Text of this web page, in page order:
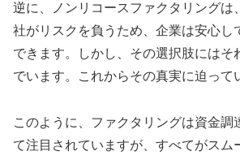
逆に、ノンリコースファクタリングは
社がリスクを負うため、企業は安心し
できます。しかし、その選択肢にはそ
でいます。これからその真実に迫って
このように、ファクタリングは資金調
て注目されていますが、すべてがスム